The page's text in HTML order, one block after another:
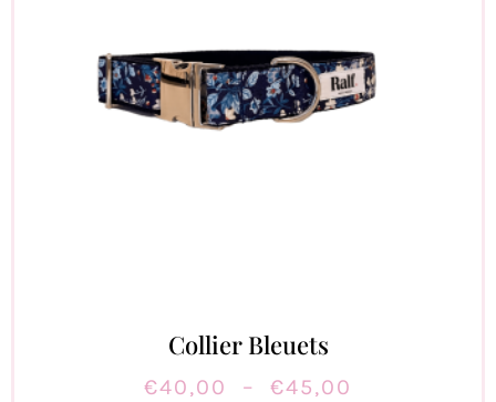
Collier Bleuets
€40,00 – €45,00